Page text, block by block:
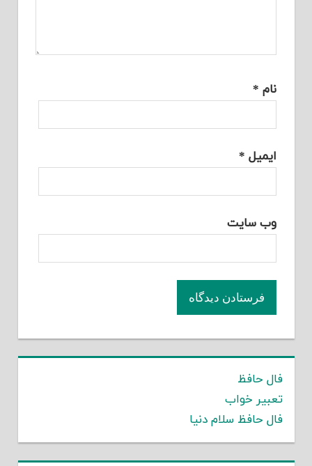
نام *
ایمیل *
وب‌ سایت
فال حافظ
تعبیر خواب
فال حافظ سلام دنیا